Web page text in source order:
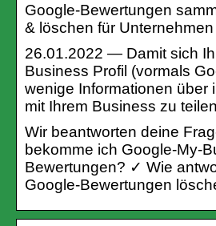
Google-Bewertungen
& löschen für Unternehmen
26.01.2022 — Damit sich
Business Profil (vormals
wenige Informationen über
mit Ihrem Business zu
Wir beantworten deine
bekomme ich Google-My-
Bewertungen? ✓ Wie
Google-Bewertungen